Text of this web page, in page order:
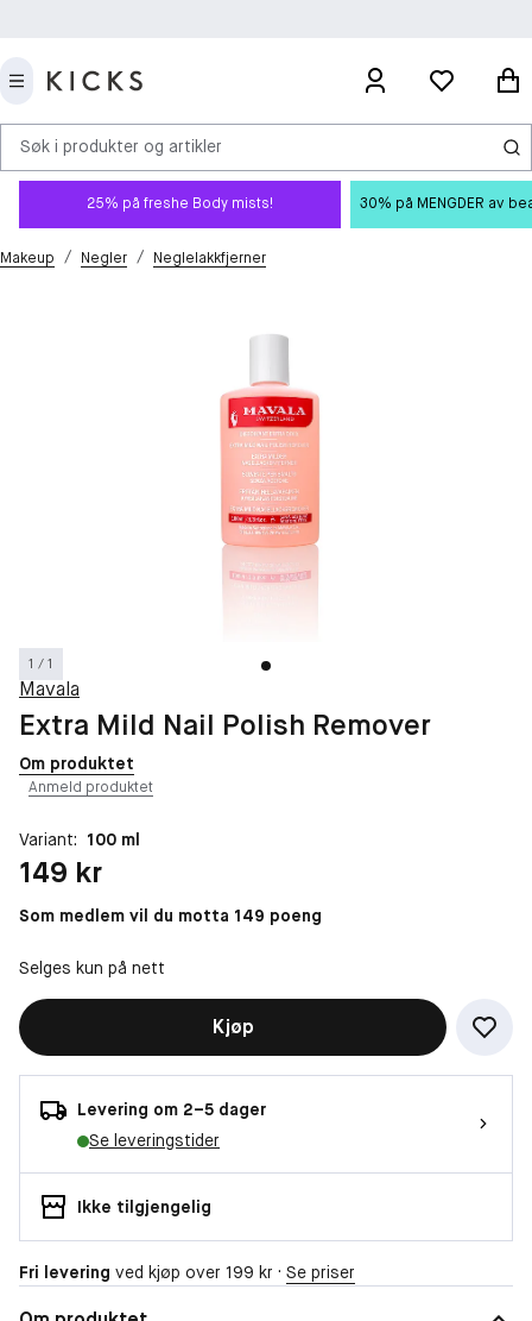
Søk i produkter og artikler
25% på freshe Body mists! 30% på MENGDER av
Makeup / Negler / Neglelakkfjerner
1 / 1
Mavala
Extra Mild Nail Polish Remover
Om produktet
Anmeld produktet
Variant: 100 ml
Pris: 149 kr
149 kr
Som medlem vil du motta 149 poeng
Selges kun på nett
Kjøp
Levering om 2–5 dager
Se leveringstider
Ikke tilgjengelig
Fri levering ved kjøp over 199 kr · Se priser